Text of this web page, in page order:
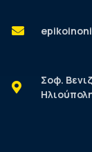
Σοφ.